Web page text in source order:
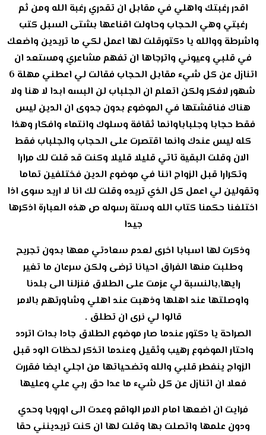
اقدر رغبتك واهلي في مقابل ان تقدري رغبة الله ومن ثم
رغبتي وهي الحجاب وحاولت اقناعها بشتى السبل كتب
واشرطة ووالله يا دكتورقلت لها اعمل لكي ما تريدين واضعك
في قلبي وعيوني واترجاها ان تفهم مشاعري ومستعد ان
اتنازل عن كل شيء مقابل الحجاب فقالت لي اعطني مهلة 6
شهور لافكر ولكن اتعلم ان الجلباب لن البسه ابدا لا هنا ولا
هناك فناقشتها في الموضوع بدون جدوى ان الدين ليس
فقط حجابا وجلباباوانما ثقافة وسلوك وانتماء وافكار وهذا
كله ليس عندك وانما اقتصرت على الحجاب والجلباب فقط
الان وقلت البقية تاتي قليلا قليلا وكنت قد قلت لك مرارا
وتكرارا قبل الزواج اننا في موضوع الدين فختلفين تماما
وتقولين لي اعمل كل الذي تريده وقلت لك انا لا اريد سوى اذا
اختلغنا حكمنا كتاب الله وستة رسوله ص هذه العبارة اذكرها
جيدا
وذكرت لها اسبابا اخرى لعدم سعادتي معها بدون تجريح
وطلبت منها الفراق احيانا ترضى ولكن سرعان ما تغير
رايها,بالنسبة لي عزمت على الطلاق فنزلنا الى بلدنا
واوصلتها عند اهلها وذهبت عند اهلي وشاورتهم بالامر
قالوا لي نرى ان تطلق .
الصراحة يا دكتور عندما صار موضوع الطلاق جادا بدات اتردد
واحتار الموضوع رهيب وثقيل وعندما اتذكر لحظات الود قبل
الزواج ينفطر قلبي والله وتضحياتها من اجلي ايضا فقررت
فعلا ان اتنازل عن كل شيء ما عدا حق ربي علي وعليها
فرايت ان اضعها امام الامر الواقع وعدت الى اوروبا وحدي
ودون علمها واتصلت بها وقلت لها ان كنت تريدينني حقا